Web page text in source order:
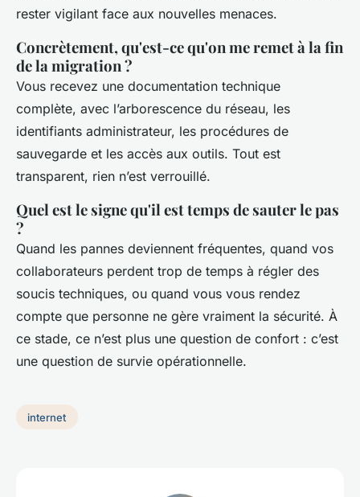
rester vigilant face aux nouvelles menaces.
Concrètement, qu'est-ce qu'on me remet à la fin
de la migration ?
Vous recevez une documentation technique
complète, avec l’arborescence du réseau, les
identifiants administrateur, les procédures de
sauvegarde et les accès aux outils. Tout est
transparent, rien n’est verrouillé.
Quel est le signe qu'il est temps de sauter le pas
?
Quand les pannes deviennent fréquentes, quand vos
collaborateurs perdent trop de temps à régler des
soucis techniques, ou quand vous vous rendez
compte que personne ne gère vraiment la sécurité. À
ce stade, ce n’est plus une question de confort : c’est
une question de survie opérationnelle.
internet